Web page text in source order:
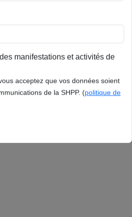
de Tournai, publié en 1991.
s’inscrit dans la rubrique La
manifestations et activités de
acceptez que vos données soient
de la SHPP. (politique de